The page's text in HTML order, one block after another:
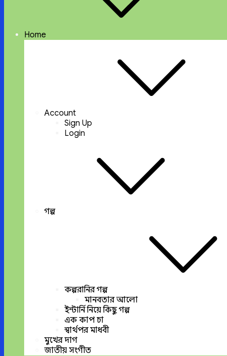
Home
Account
Sign Up
Login
গল্প
কল্পরানির গল্প
মানবতার আলো
ইন্টার্নি নিয়ে কিছু গল্প
এক কাপ চা
স্বার্থপর মাধবী
মুখের দাগ
জাতীয় সংগীত